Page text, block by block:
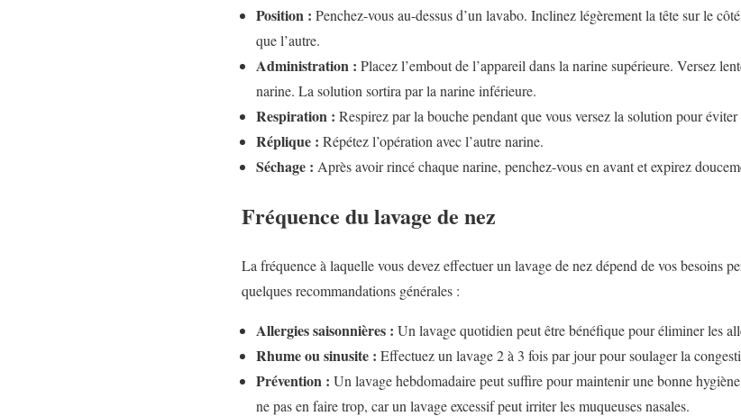
Position : Penchez-vous au-dessus d’un lavabo. Inclinez légèrement la tête sur le
que l’autre.
Administration : Placez l’embout de l’appareil dans la narine supérieure. Versez
narine. La solution sortira par la narine inférieure.
Respiration : Respirez par la bouche pendant que vous versez la solution pour éviter
Réplique : Répétez l’opération avec l’autre narine.
Séchage : Après avoir rincé chaque narine, penchez-vous en avant et expirez
Fréquence du lavage de nez
La fréquence à laquelle vous devez effectuer un lavage de nez dépend de vos besoins
quelques recommandations générales :
Allergies saisonnières : Un lavage quotidien peut être bénéfique pour éliminer les
Rhume ou sinusite : Effectuez un lavage 2 à 3 fois par jour pour soulager la
Prévention : Un lavage hebdomadaire peut suffire pour maintenir une bonne
ne pas en faire trop, car un lavage excessif peut irriter les muqueuses nasales.